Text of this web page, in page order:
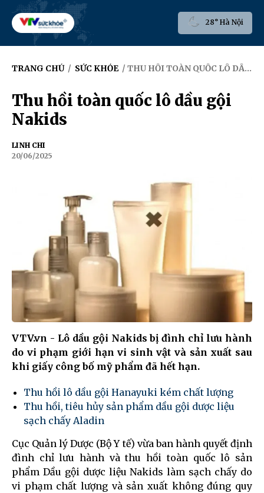
28° Hà Nội
TRANG CHỦ / SỨC KHỎE / THU HỒI TOÀN QUỐC LÔ DẦU GỘI NAKIDS
Thu hồi toàn quốc lô dầu gội
Nakids
LINH CHI
20/06/2025
VTV.vn - Lô dầu gội Nakids bị đình chỉ lưu hành
do vi phạm giới hạn vi sinh vật và sản xuất sau
khi giấy công bố mỹ phẩm đã hết hạn.
Thu hồi lô dầu gội Hanayuki kém chất lượng
Thu hồi, tiêu hủy sản phẩm dầu gội dược liệu
sạch chấy Aladin
Cục Quản lý Dược (Bộ Y tế) vừa ban hành quyết định
đình chỉ lưu hành và thu hồi toàn quốc lô sản
phẩm Dầu gội dược liệu Nakids làm sạch chấy do
vi phạm chất lượng và sản xuất không đúng quy